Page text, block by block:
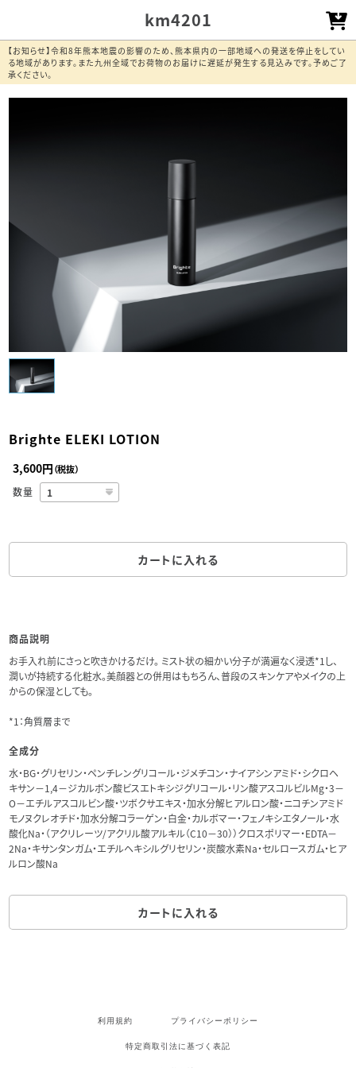
km4201
【お知らせ】令和8年熊本地震の影響のため、熊本県内の一部地域への発送を停止をしてい
る地域があります。また九州全域でお荷物のお届けに遅延が発生する見込みです。予めご了
承ください。
Brighte ELEKI LOTION
3,600円（税抜）
数量
カートに入れる
商品説明
お手入れ前にさっと吹きかけるだけ。 ミスト状の細かい分子が満遍なく浸透*1し、
潤いが持続する化粧水。美顔器との併用はもちろん、普段のスキンケアやメイクの上
からの保湿としても。
*1：角質層まで
全成分
水・BG・グリセリン・ペンチレングリコール・ジメチコン・ナイアシンアミド・シクロヘ
キサン－1,4－ジカルボン酸ビスエトキシジグリコール・リン酸アスコルビルMg・3－
O－エチルアスコルビン酸・ツボクサエキス・加水分解ヒアルロン酸・ニコチンアミド
モノヌクレオチド・加水分解コラーゲン・白金・カルボマー・フェノキシエタノール・水
酸化Na・（アクリレーツ/アクリル酸アルキル（C10－30））クロスポリマー・EDTA－
2Na・キサンタンガム・エチルヘキシルグリセリン・炭酸水素Na・セルロースガム・ヒア
ルロン酸Na
カートに入れる
利用規約 プライバシーポリシー
特定商取引法に基づく表記